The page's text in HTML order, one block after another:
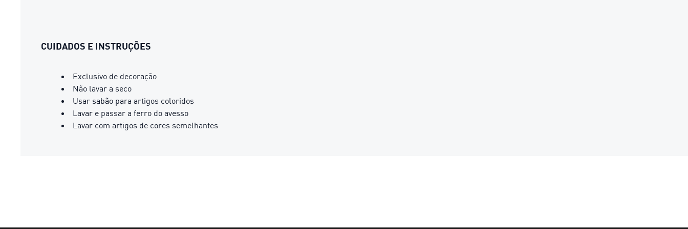
CUIDADOS E INSTRUÇÕES
Exclusivo de decoração
Não lavar a seco
Usar sabão para artigos coloridos
Lavar e passar a ferro do avesso
Lavar com artigos de cores semelhantes